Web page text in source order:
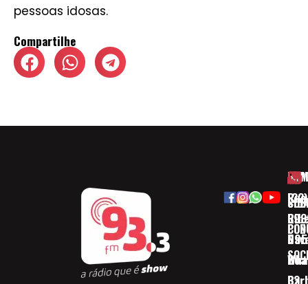
pessoas idosas.
Compartilhe
(32)
32